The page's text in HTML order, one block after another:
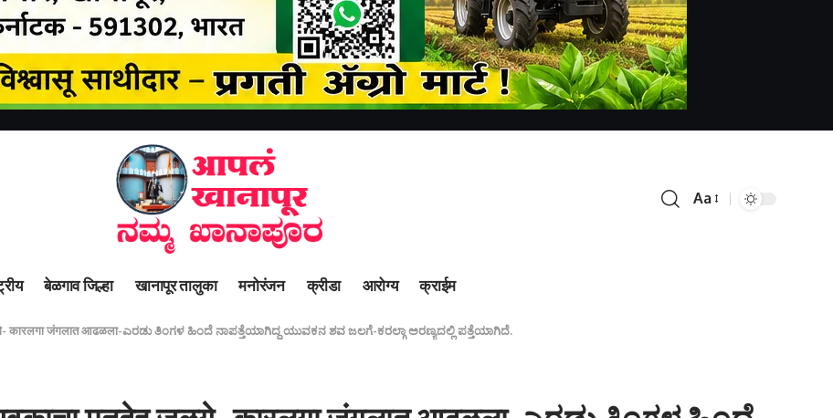
Aa
बेळगाव जिल्हा खानापूर तालुका मनोरंजन क्रीडा आरोग्य क्राईम
जळगे- कारलगा जंगलात आढळला-ಎರಡು ತಿಂಗಳ ಹಿಂದೆ ನಾಪತ್ತೆಯಾಗಿದ್ದ ಯುವಕನ ಶವ ಜಲಗೆ-ಕರಲ್ಗಾ ಅರಣ್ಯದಲ್ಲಿ ಪತ್ತೆಯಾಗಿದೆ.